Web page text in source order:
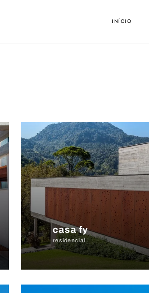
INÍCIO
casa fy
residencial